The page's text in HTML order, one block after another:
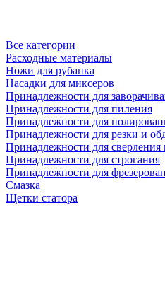
Все категории
Расходные материалы
Ножи для рубанка
Насадки для миксеров
Принадлежности для
Принадлежности для пиления
Принадлежности для
Принадлежности для резки и
Принадлежности для сверления
Принадлежности для строгания
Принадлежности для
Смазка
Щетки статора